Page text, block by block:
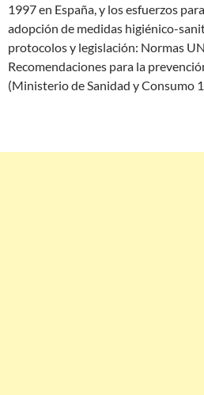
1997 en España, y los esfuerzos
adopción de medidas higiénico-
protocolos y legislación: Normas
Recomendaciones para la
(Ministerio de Sanidad y Consumo